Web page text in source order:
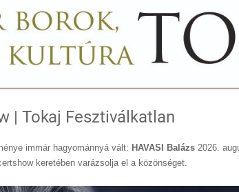
| Tokaj Fesztiválkatlan
immár hagyománnyá vált: HAVASI Balázs 2026.
keretében varázsolja el a közönséget.